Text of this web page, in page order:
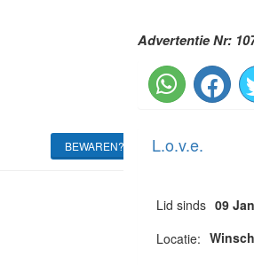
BEWAREN?
Advertentie Nr:
L.o.v.e.
Lid sinds 09
Locatie: